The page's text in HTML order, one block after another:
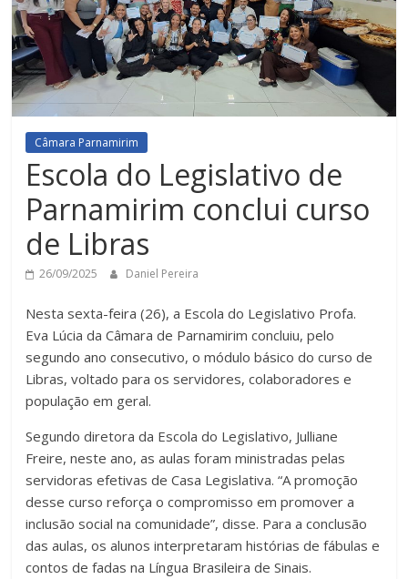
Câmara Parnamirim
Escola do Legislativo de
Parnamirim conclui curso
de Libras
26/09/2025 Daniel Pereira
Nesta sexta-feira (26), a Escola do Legislativo Profa.
Eva Lúcia da Câmara de Parnamirim concluiu, pelo
segundo ano consecutivo, o módulo básico do curso de
Libras, voltado para os servidores, colaboradores e
população em geral.
Segundo diretora da Escola do Legislativo, Julliane
Freire, neste ano, as aulas foram ministradas pelas
servidoras efetivas de Casa Legislativa. “A promoção
desse curso reforça o compromisso em promover a
inclusão social na comunidade”, disse. Para a conclusão
das aulas, os alunos interpretaram histórias de fábulas e
contos de fadas na Língua Brasileira de Sinais.